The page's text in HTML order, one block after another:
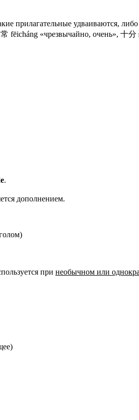
прилагательные удваиваются,
fēicháng «чрезвычайно, очень», 十分
.
дополнением.
при необычном или